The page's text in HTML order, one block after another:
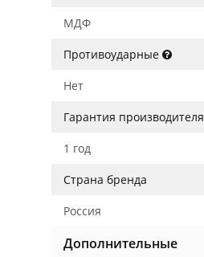
МДФ
Противоударные
Нет
Гарантия производителя
1 год
Страна бренда
Россия
Дополнительные